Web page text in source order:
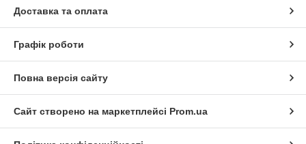
Доставка та оплата
Графік роботи
Повна версія сайту
Сайт створено на маркетплейсі Prom.ua